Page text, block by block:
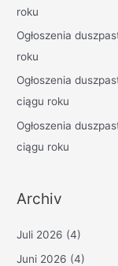
c
h
roku
Ogłoszenia
roku
Ogłoszenia
ciągu roku
Ogłoszenia
ciągu roku
Archiv
Juli 2026 (4)
Juni 2026 (4)